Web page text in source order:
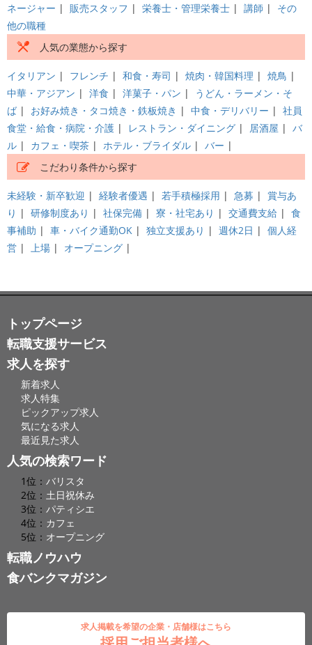
ネージャー | 販売スタッフ | 栄養士・管理栄養士 | 講師 | その
他の職種
人気の業態から探す
イタリアン | フレンチ | 和食・寿司 | 焼肉・韓国料理 | 焼鳥 |
中華・アジアン | 洋食 | 洋菓子・パン |
うどん・ラーメン・そ
ば | お好み焼き・タコ焼き・鉄板焼き | 中食・デリバリー | 社員
食堂・給食・病院・介護 | レストラン・ダイニング | 居酒屋 | バ
ル | カフェ・喫茶 | ホテル・ブライダル | バー |
こだわり条件から探す
未経験・新卒歓迎 | 経験者優遇 | 若手積極採用 | 急募 | 賞与あ
り | 研修制度あり | 社保完備 | 寮・社宅あり | 交通費支給 | 食
事補助 | 車・バイク通勤OK | 独立支援あり | 週休2日 | 個人経
営 | 上場 | オープニング |
トップページ
転職支援サービス
求人を探す
新着求人
求人特集
ピックアップ求人
気になる求人
最近見た求人
人気の検索ワード
1位： バリスタ
2位： 土日祝休み
3位： パティシエ
4位： カフェ
5位： オープニング
転職ノウハウ
食バンクマガジン
求人掲載を希望の企業・店舗様はこちら